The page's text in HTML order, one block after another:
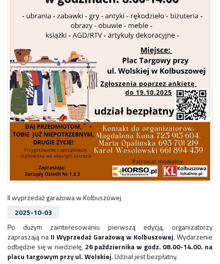
II wyprzedaż garażowa w Kolbuszowej
2025-10-03
Po dużym zainteresowaniu pierwszą edycją, organizatorzy
zapraszają na II Wyprzedaż Garażową w Kolbuszowej. Wydarzenie
odbędzie się w niedzielę, 26 października w godz. 08.00-14.00. na
placu targowym przy ul. Wolskiej. Udział jest bezpłatny.